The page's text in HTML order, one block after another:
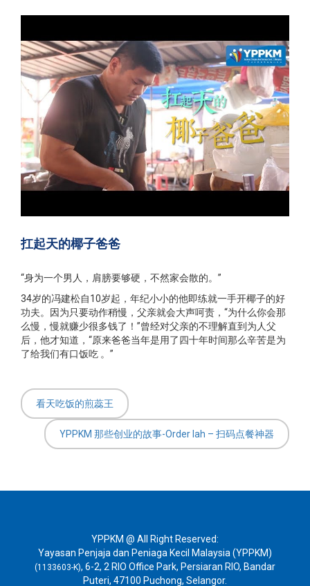
申请条件
照片库
网上申请
下载表格
中文
BAHASA MELAYU
扛起天的椰子爸爸
“身为一个男人，肩膀要够硬，不然家会散的。”
34岁的冯建松自10岁起，年纪小小的他即练就一手开椰子的好
功夫。因为只要动作稍慢，父亲就会大声呵责，“为什么你会那
么慢，慢就赚少很多钱了！”曾经对父亲的不理解直到为人父
后，他才知道，“原来爸爸当年是用了四十年时间那么辛苦是为
了给我们有口饭吃 。”
看天吃饭的煎蕊王
YPPKM 那些创业的故事-Order lah – 扫码点餐神器
YPPKM @ All Right Reserved:
Yayasan Penjaja dan Peniaga Kecil Malaysia (YPPKM)
(1133603-K), 6-2, 2 RIO Office Park, Persiaran RIO, Bandar
Puteri, 47100 Puchong, Selangor.